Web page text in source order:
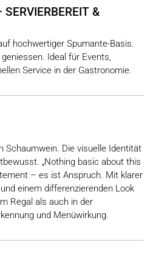
SERVIERBEREIT &
hochwertiger Spumante-Basis.
Ideal für Events,
Service in der Gastronomie.
Schaumwein. Die visuelle Identität
„Nothing basic about this
– es ist Anspruch. Mit klarer
einem differenzierenden Look
Regal als auch in der
und Menüwirkung.